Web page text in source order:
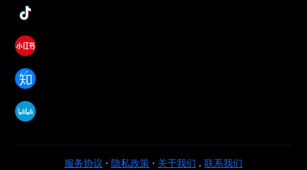
服务协议 · 隐私政策 · 关于我们 . 联系我们